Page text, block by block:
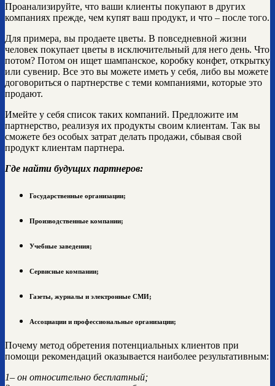
Проанализируйте, что ваши клиенты покупают в других
компаниях прежде, чем купят ваш продукт, и что – после того.
Для примера, вы продаете цветы. В повседневной жизни
человек покупает цветы в исключительный для него день. Что
потом? Потом он ищет шампанское, коробку конфет, открытку
или сувенир. Все это вы можете иметь у себя, либо вы можете
договориться о партнерстве с теми компаниями, которые это
продают.
Имейте у себя список таких компаний. Предложите им
партнерство, реализуя их продукты своим клиентам. Так вы
сможете без особых затрат делать продажи, сбывая свой
продукт клиентам партнера.
Где найти будущих партнеров:
Государственные организации;
Производственные компании;
Учебные заведения;
Сервисные компании;
Газеты, журналы и электронные СМИ;
Ассоциации и профессиональные организации;
Почему метод обретения потенциальных клиентов при
помощи рекомендаций оказывается наиболее результативным:
1– он относительно бесплатный;